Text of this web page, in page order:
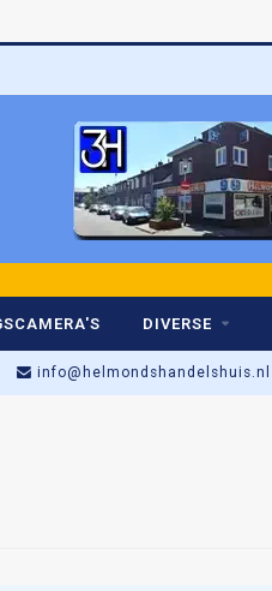
DIVERSE
info@helmondshandelshuis.nl